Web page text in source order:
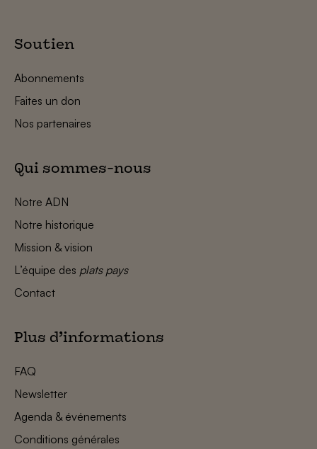
Soutien
Abonnements
Faites un don
Nos partenaires
Qui sommes-nous
Notre ADN
Notre historique
Mission & vision
L’équipe des plats pays
Contact
Plus d’informations
FAQ
Newsletter
Agenda & événements
Conditions générales